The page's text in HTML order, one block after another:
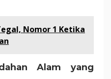
Nomor 1 Ketika
Alam yang